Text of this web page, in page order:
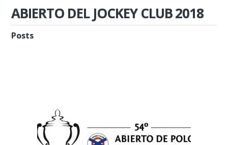
ABIERTO DEL JOCKEY CLUB 2018
Posts